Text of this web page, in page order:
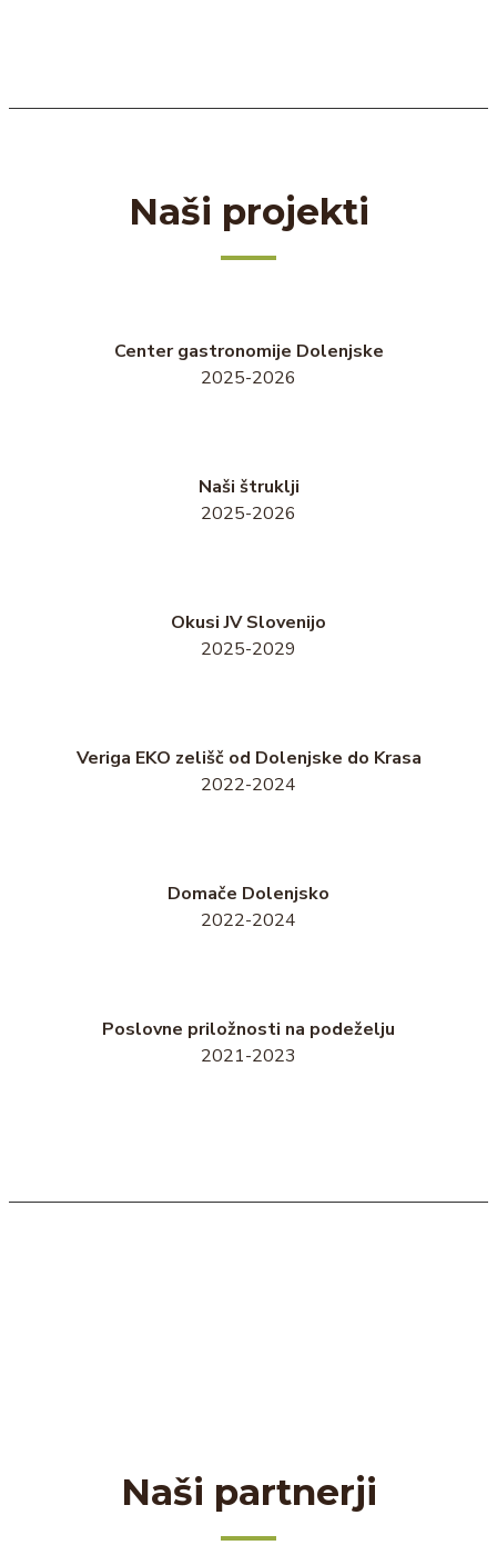
Naši projekti
Center gastronomije Dolenjske
2025-2026
Naši štruklji
2025-2026
Okusi JV Slovenijo
2025-2029
Veriga EKO zelišč od Dolenjske do Krasa
2022-2024
Domače Dolenjsko
2022-2024
Poslovne priložnosti na podeželju
2021-2023
Naši partnerji